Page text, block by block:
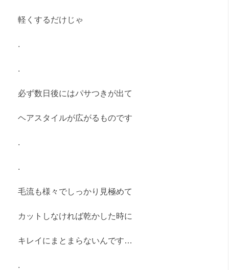
軽くするだけじゃ
.
.
必ず数日後にはパサつきが出て
ヘアスタイルが広がるものです
.
.
毛流も様々でしっかり見極めて
カットしなければ乾かした時に
キレイにまとまらないんです…
.